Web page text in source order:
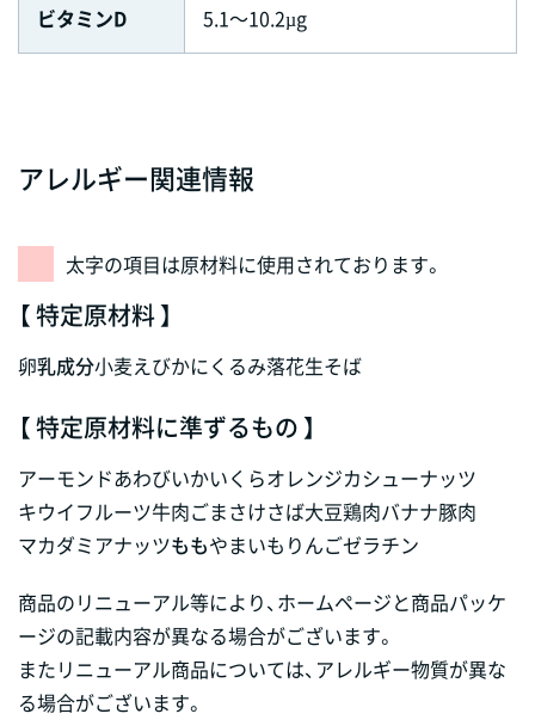
ビタミンD 5.1～10.2µg
アレルギー関連情報
太字の項目は原材料に使用されております。
【 特定原材料 】
卵乳成分小麦えびかにくるみ落花生そば
【 特定原材料に準ずるもの 】
アーモンドあわびいかいくらオレンジカシューナッツ
キウイフルーツ牛肉ごまさけさば大豆鶏肉バナナ豚肉
マカダミアナッツももやまいも りんごゼラチン
商品のリニューアル等により、ホームページと商品パッケ
ージの記載内容が異なる場合がございます。
またリニューアル商品については、アレルギー物質が異な
る場合がございます。